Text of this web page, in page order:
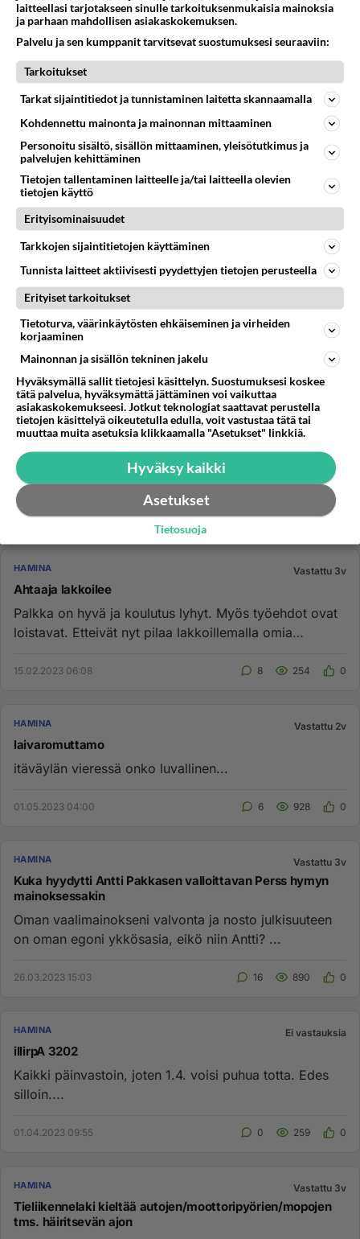
Virkamiehillä varkaan sielu?
https://www.kymensanomat.fi/paikalliset/5715344...
HAMINA Vastattu 3v
Keskustan ehdokas Haminassa
Onko Keskustalla kansanedustajaehdokasta
Haminassa? Jos on niin kuka. Joe ei niin miksi ei?...
12.02.2023 08:44
HAMINA Vastattu 3v
Ahtaaja lakkoilee
Palkka on hyvä ja koulutus lyhyt. Myös työehdot ovat
loistavat. Etteivät nyt pilaa lakkoillemalla omia
15.02.2023 06:08 8 254 0
HAMINA Vastattu 2v
laivaromuttamo
itäväylän vieressä onko luvallinen...
01.05.2023 04:00 6 928 0
HAMINA Vastattu 3v
Kuka hyydytti Antti Pakkasen valloittavan Perss hymyn
mainoksessakin
Oman vaalimainokseni valvonta ja nosto julkisuuteen
on oman egoni ykkösasia, eikö niin Antti? ...
26.03.2023 15:03 16 890 0
HAMINA Ei vastauksia
illirpA 3202
Kaikki päinvastoin, joten 1.4. voisi puhua totta. Edes
silloin....
01.04.2023 09:55 0 259 0
HAMINA Vastattu 3v
Tieliikennelaki kieltää autojen/moottoripyörien/mopojen
tms. häiritsevän ajon
laitteellasi tarjotakseen sinulle tarkoituksenmukaisia mainoksia
ja parhaan mahdollisen asiakaskokemuksen.
Palvelu ja sen kumppanit tarvitsevat suostumuksesi seuraaviin:
Tarkoitukset
Tarkat sijaintitiedot ja tunnistaminen laitetta skannaamalla
Kohdennettu mainonta ja mainonnan mittaaminen
Personoitu sisältö, sisällön mittaaminen, yleisötutkimus ja
palvelujen kehittäminen
Tietojen tallentaminen laitteelle ja/tai laitteella olevien
tietojen käyttö
Erityisominaisuudet
Tarkkojen sijaintitietojen käyttäminen
Tunnista laitteet aktiivisesti pyydettyjen tietojen perusteella
Erityiset tarkoitukset
Tietoturva, väärinkäytösten ehkäiseminen ja virheiden
korjaaminen
Mainonnan ja sisällön tekninen jakelu
Hyväksymällä sallit tietojesi käsittelyn. Suostumuksesi koskee
tätä palvelua, hyväksymättä jättäminen voi vaikuttaa
asiakaskokemukseesi. Jotkut teknologiat saattavat perustella
tietojen käsittelyä oikeutetulla edulla, voit vastustaa tätä tai
muuttaa muita asetuksia klikkaamalla "Asetukset" linkkiä.
Hyväksy kaikki
Asetukset
Tietosuoja